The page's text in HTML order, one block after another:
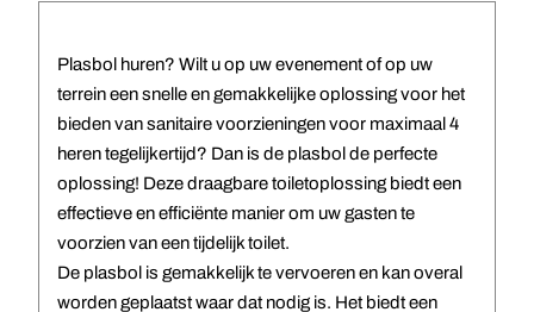
Plasbol huren? Wilt u op uw evenement of op uw
terrein een snelle en gemakkelijke oplossing voor het
bieden van sanitaire voorzieningen voor maximaal 4
heren tegelijkertijd? Dan is de plasbol de perfecte
oplossing! Deze draagbare toiletoplossing biedt een
effectieve en efficiënte manier om uw gasten te
voorzien van een tijdelijk toilet.
De plasbol is gemakkelijk te vervoeren en kan overal
worden geplaatst waar dat nodig is. Het biedt een